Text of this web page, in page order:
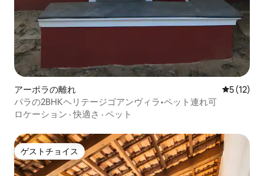
アーポラの離れ レビュー
5 (12)
パラの2BHKヘリテージゴアンヴィラ•ペット連れ可
ロケーション ·快適さ · ペット
ゲストチョイス
ゲストチョイス